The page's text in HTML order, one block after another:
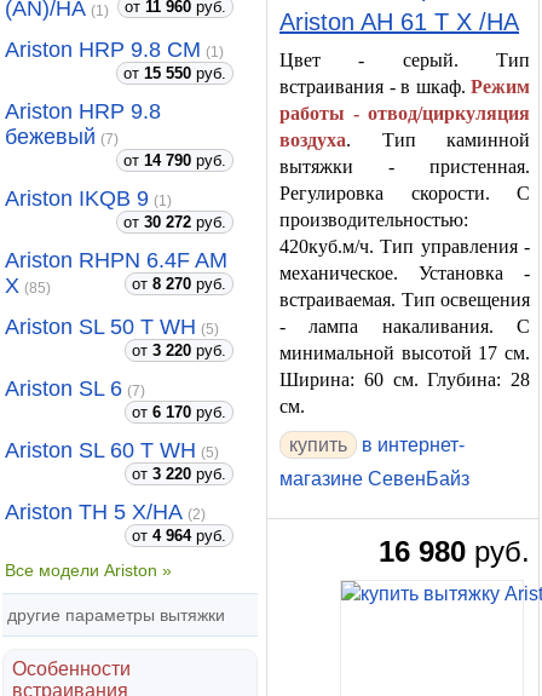
(AN)/HA (1) от 11 960 руб.
Ariston HRP 9.8 CM (1)
от 15 550 руб.
Ariston HRP 9.8
бежевый (7)
от 14 790 руб.
Ariston IKQB 9 (1)
от 30 272 руб.
Ariston RHPN 6.4F AM
X (85) от 8 270 руб.
Ariston SL 50 T WH (5)
от 3 220 руб.
Ariston SL 6 (7)
от 6 170 руб.
Ariston SL 60 T WH (5)
от 3 220 руб.
Ariston TH 5 X/HA (2)
от 4 964руб.
Все модели Ariston »
другие параметры вытяжки
Особенности
встраивания
Ariston AH 61 T X /HA
Цвет - серый. Тип
встраивания - в шкаф. Режим
работы - отвод/циркуляция
воздуха. Тип каминной
вытяжки - пристенная.
Регулировка скорости. С
производительностью:
420куб.м/ч. Тип управления -
механическое. Установка -
встраиваемая. Тип освещения
- лампа накаливания. С
минимальной высотой 17 см.
Ширина: 60 см. Глубина: 28
см.
в интернет-
магазине СевенБайз
16 980 руб.